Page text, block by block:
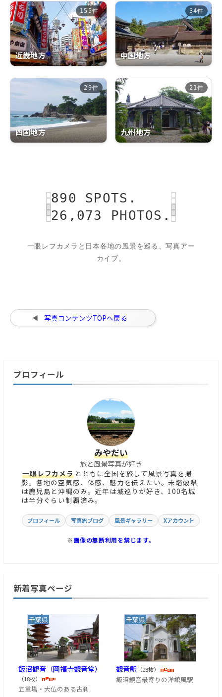
155件
近畿地方
34件
中国地方
29件
四国地方
21件
九州地方
890 SPOTS.
26,073 PHOTOS.
一眼レフカメラと日本各地の風景を巡る、写真アー
カイブ。
写真コンテンツTOPへ戻る
プロフィール
みやだい
旅と風景写真が好き
一眼レフカメラ とともに全国を旅して風景写真を撮
影。各地の空気感、体感、魅力を伝えたい。未踏破県
は鹿児島と沖縄のみ。近年は城巡りが好き、100名城
は半分ぐらい制覇済み。
プロフィール 写真旅ブログ 風景ギャラリー Xアカウント
※画像の無断利用を禁じます。
新着写真ページ
千葉県
飯沼観音（圓福寺観音堂）
（18枚）
五重塔・大仏のある古刹
千葉県
観音駅 （28枚）
飯沼観音最寄りの洋館風駅